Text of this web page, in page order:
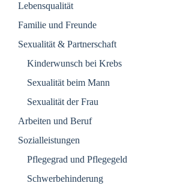
Lebensqualität
Familie und Freunde
Sexualität & Partnerschaft
Kinderwunsch bei Krebs
Sexualität beim Mann
Sexualität der Frau
Arbeiten und Beruf
Sozialleistungen
Pflegegrad und Pflegegeld
Schwerbehinderung